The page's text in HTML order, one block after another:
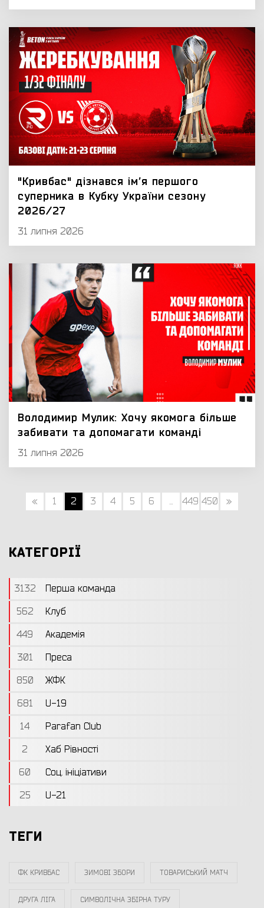
"Кривбас" дізнався імʼя першого
суперника в Кубку України сезону
2026/27
31 липня 2026
Володимир Мулик: Хочу якомога більше
забивати та допомагати команді
31 липня 2026
« 1 2 3 4 5 6 ... 449 450 »
КАТЕГОРІЇ
3132
Перша команда
562
Клуб
449
Академія
301
Преса
850
ЖФК
681
U-19
14
Parafan Club
2
Хаб Рівності
60
Соц. ініціативи
25
U-21
ТЕГИ
ФК КРИВБАС ЗИМОВІ ЗБОРИ ТОВАРИСЬКИЙ МАТЧ
ДРУГА ЛІГА СИМВОЛІЧНА ЗБІРНА ТУРУ